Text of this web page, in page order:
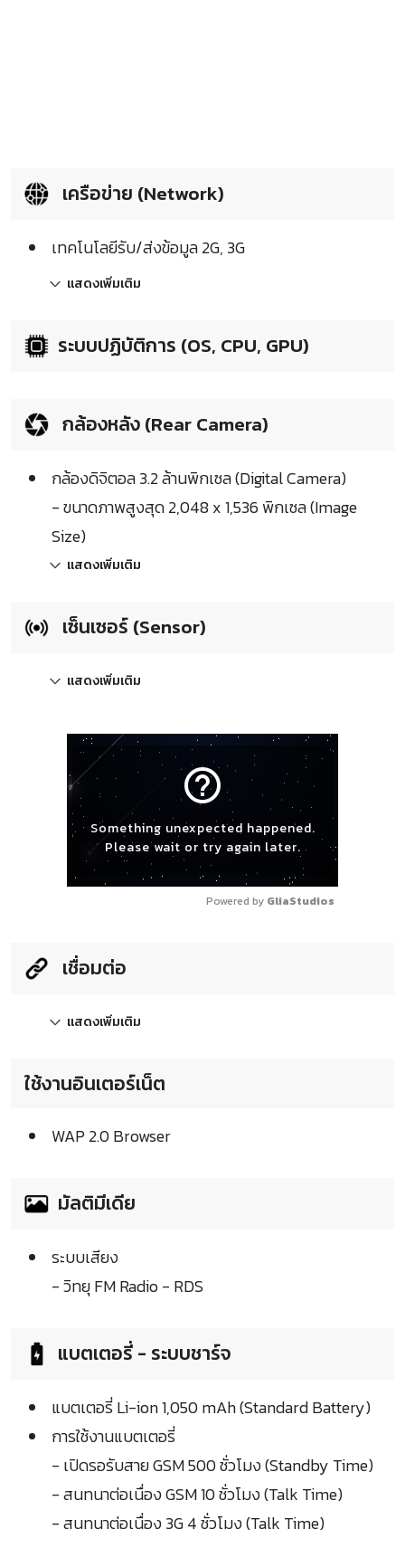
เครือข่าย (Network)
เทคโนโลยีรับ/ส่งข้อมูล 2G, 3G
แสดงเพิ่มเติม
ระบบปฏิบัติการ (OS, CPU, GPU)
กล้องหลัง (Rear Camera)
กล้องดิจิตอล 3.2 ล้านพิกเซล (Digital Camera)
- ขนาดภาพสูงสุด 2,048 x 1,536 พิกเซล (Image
Size)
แสดงเพิ่มเติม
เซ็นเซอร์ (Sensor)
แสดงเพิ่มเติม
help_outline
Something unexpected happened.
Please wait or try again later.
Powered by GliaStudios
เชื่อมต่อ
แสดงเพิ่มเติม
ใช้งานอินเตอร์เน็ต
WAP 2.0 Browser
มัลติมีเดีย
ระบบเสียง
- วิทยุ FM Radio - RDS
แบตเตอรี่ - ระบบชาร์จ
แบตเตอรี่ Li-ion 1,050 mAh (Standard Battery)
การใช้งานแบตเตอรี่
- เปิดรอรับสาย GSM 500 ชั่วโมง (Standby Time)
- สนทนาต่อเนื่อง GSM 10 ชั่วโมง (Talk Time)
- สนทนาต่อเนื่อง 3G 4 ชั่วโมง (Talk Time)